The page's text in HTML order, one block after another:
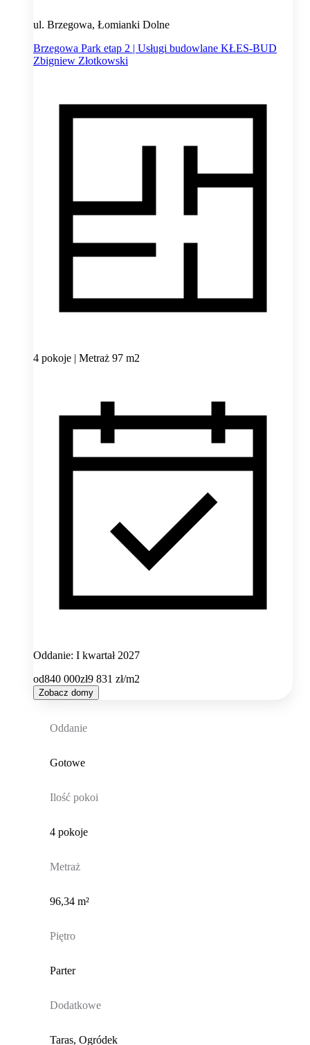
ul. Brzegowa, Łomianki Dolne
Brzegowa Park etap 2 | Usługi budowlane KŁES-BUD
Zbigniew Złotkowski
4 pokoje | Metraż 97 m2
Oddanie: I kwartał 2027
od840 000zł9 831 zł/m2
Zobacz domy
Oddanie
Gotowe
Ilość pokoi
4 pokoje
Metraż
96,34 m²
Piętro
Parter
Dodatkowe
Taras, Ogródek